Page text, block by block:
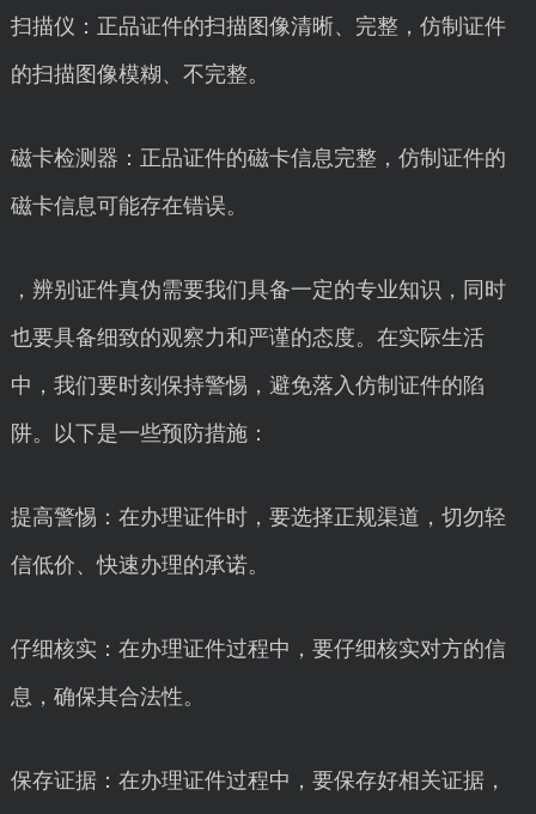
扫描仪：正品证件的扫描图像清晰、完整，仿制证件
的扫描图像模糊、不完整。
磁卡检测器：正品证件的磁卡信息完整，仿制证件的
磁卡信息可能存在错误。
，辨别证件真伪需要我们具备一定的专业知识，同时
也要具备细致的观察力和严谨的态度。在实际生活
中，我们要时刻保持警惕，避免落入仿制证件的陷
阱。以下是一些预防措施：
提高警惕：在办理证件时，要选择正规渠道，切勿轻
信低价、快速办理的承诺。
仔细核实：在办理证件过程中，要仔细核实对方的信
息，确保其合法性。
保存证据：在办理证件过程中，要保存好相关证据，